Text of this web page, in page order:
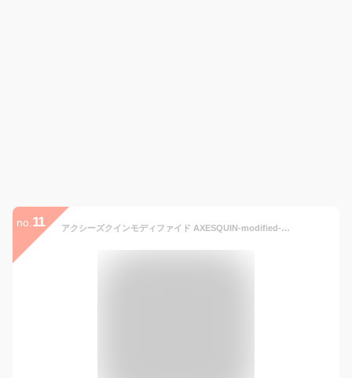
no. 11 アクシーズクインモディファイド AXESQUIN-modified- イージーパンツ レディース メンズ HELIUM PANTS ヘリウムパンツ ストレッチ 撥水性 速乾性 透湿性 軽量 薄手 PERTEX素材 パッカブル ポケッタブル ブラック グレー 322037 0514 cpn15